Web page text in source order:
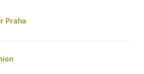
Praha